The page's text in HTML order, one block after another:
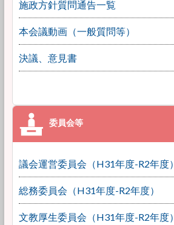
施政方針質問通告一覧
本会議動画（一般質問等）
決議、意見書
議会運営委員会（H31年度-R2年度）
総務委員会（H31年度-R2年度）
文教厚生委員会（H31年度-R2年度）